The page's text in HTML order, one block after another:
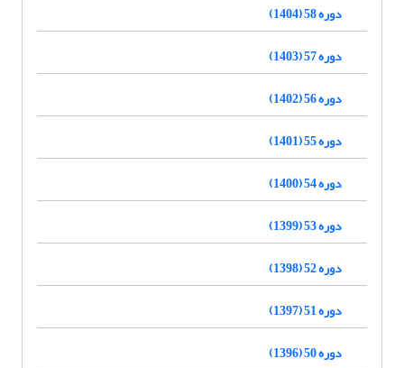
دوره 58 (1404)
دوره 57 (1403)
دوره 56 (1402)
دوره 55 (1401)
دوره 54 (1400)
دوره 53 (1399)
دوره 52 (1398)
دوره 51 (1397)
دوره 50 (1396)